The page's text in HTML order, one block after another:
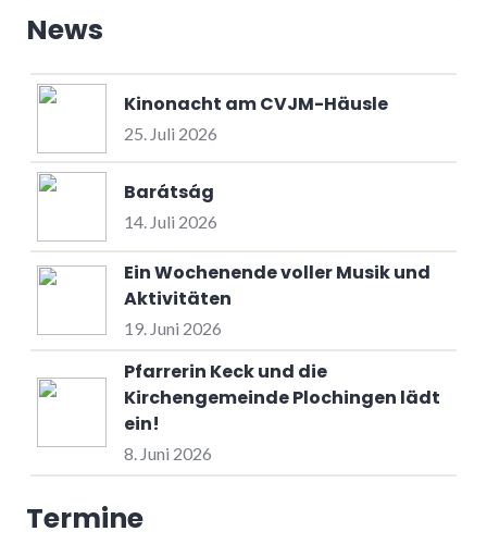
News
Kinonacht am CVJM-Häusle
25. Juli 2026
Barátság
14. Juli 2026
Ein Wochenende voller Musik und
Aktivitäten
19. Juni 2026
Pfarrerin Keck und die
Kirchengemeinde Plochingen lädt
ein!
8. Juni 2026
Termine